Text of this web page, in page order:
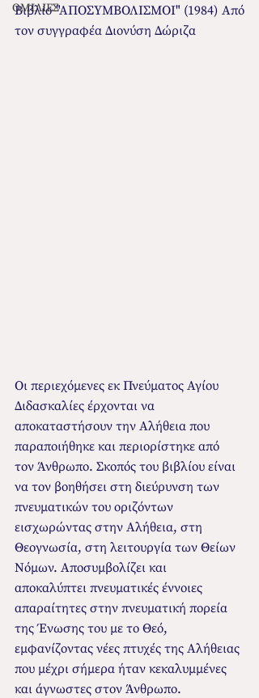
ΟΜΙΛΙΕΣ
Βιβλίο "ΑΠΟΣΥΜΒΟΛΙΣΜΟΙ" (1984) Από
τον συγγραφέα Διονύση Δώριζα
Οι περιεχόμενες εκ Πνεύματος Αγίου
Διδασκαλίες έρχονται να
αποκαταστήσουν την Αλήθεια που
παραποιήθηκε και περιορίστηκε από
τον Άνθρωπο. Σκοπός του βιβλίου είναι
να τον βοηθήσει στη διεύρυνση των
πνευματικών του οριζόντων
εισχωρώντας στην Αλήθεια, στη
Θεογνωσία, στη λειτουργία των Θείων
Νόμων. Αποσυμβολίζει και
αποκαλύπτει πνευματικές έννοιες
απαραίτητες στην πνευματική πορεία
της Ένωσης του με το Θεό,
εμφανίζοντας νέες πτυχές της Αλήθειας
που μέχρι σήμερα ήταν κεκαλυμμένες
και άγνωστες στον Άνθρωπο.